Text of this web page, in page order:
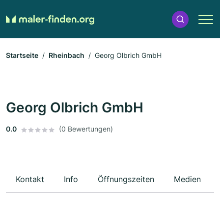
Startseite Rheinbach Georg Olbrich GmbH
Georg Olbrich GmbH
0.0 (0 Bewertungen)
Kontakt Info Öffnungszeiten Medien